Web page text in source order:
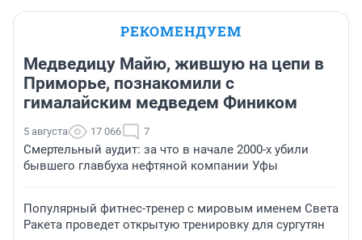
РЕКОМЕНДУЕМ
Медведицу Майю, жившую на цепи в
Приморье, познакомили с
гималайским медведем Фиником
5 августа 17 066 7
Смертельный аудит: за что в начале 2000-х убили
бывшего главбуха нефтяной компании Уфы
Популярный фитнес-тренер с мировым именем Света
Ракета проведет открытую тренировку для сургутян